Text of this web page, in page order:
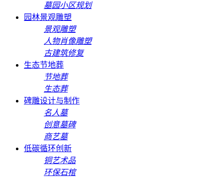
墓园小区规划
园林景观雕塑
景观雕塑
人物肖像雕塑
古建筑修复
生态节地葬
节地葬
生态葬
碑雕设计与制作
名人墓
创意墓碑
商艺墓
低碳循环创新
铜艺术品
环保石棺